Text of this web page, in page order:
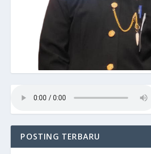
POSTING TERBARU